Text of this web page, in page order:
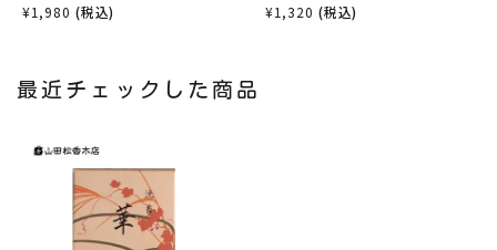
¥1,980 (税込)
¥1,320 (税込)
最近チェックした商品